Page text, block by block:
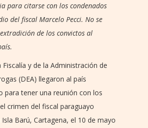
para citarse con los condenados
del fiscal Marcelo Pecci. No se
de los convictos al
Fiscalía y de la Administración de
(DEA) llegaron al país
para tener una reunión con los
crimen del fiscal paraguayo
Barú, Cartagena, el 10 de mayo